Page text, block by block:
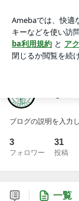
アプリをダウン
ょう。
ブログの説明を入力し
3
フォロワー
31
投稿
一覧